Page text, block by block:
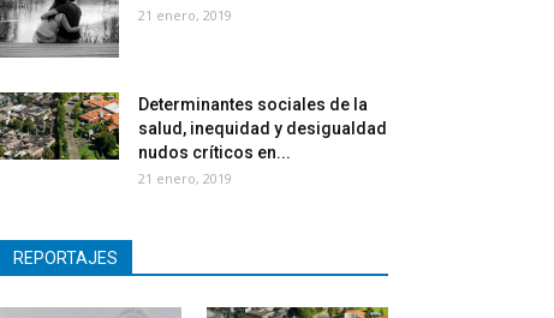
21 enero, 2019
Determinantes sociales de la
salud, inequidad y desigualdad
nudos críticos en...
21 enero, 2019
REPORTAJES